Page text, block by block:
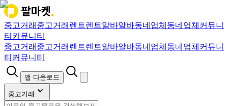
중고거래 중고거래 렌트렌트알바알바동네업체 동네업체 커뮤니
티 커뮤니티
중고거래 중고거래 렌트렌트알바알바동네업체 동네업체 커뮤니
티 커뮤니티
앱 다운로드
중고거래